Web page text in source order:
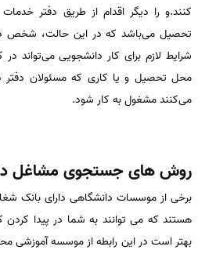
کنند.و را دیگر اقدام از طریق دفتر
تحصیل می‌باشد که در این حالت، شخص
شرایط لازم برای کار دانشجویی می‌تواند
محل تحصیل و یا کاری که مسئولان دفتر
می‌کنند مشغول به کار شود.
روش های جستجوی مشاغل
برخی از موسسات دانشگاهی دارای بانک
هستند که می توانند به شما در پیدا
بهتر است در این رابطه از موسسه